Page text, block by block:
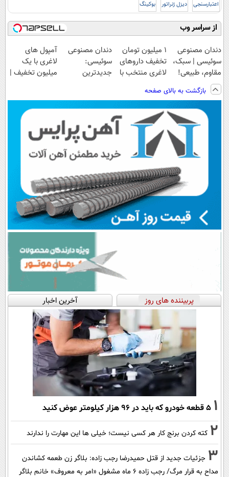
اعتبارسنجی دیزل ژنراتور بوکینگ
از سراسر وب
دندان مصنوعی
سوئیسی | سبک،
مقاوم، طبیعی!
ویزیت
رایگان+پرداخت
اقساطی😍
۱ میلیون تومان
تخفیف داروهای
لاغری منتخب با
داروخانه نزدیکت
دندان مصنوعی
سوئیسی:
جدیدترین
پرداخت قسطی
آمپول های
لاغری با یک
میلیون تخفیف |
معتبر
بازگشت به بالای صفحه
پربیننده های روز آخرین اخبار
1 ۵ قطعه خودرو که باید در ۹۶ هزار کیلومتر عوض کنید
2 کته کردن برنج کار هر کسی نیست؛ خیلی ها این مهارت را ندارند
3 جزئیات جدید از قتل حمیدرضا رجب زاده: بلاگر زن طعمه کشاندن
مداح به قرار مرگ/ رجب زاده 6 ماه مشغول «امر به معروف» خانم بلاگر